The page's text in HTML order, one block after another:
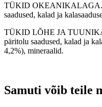
TÜKID OKEANIKALAGA.
saadused, kalad ja
TÜKID LÕHE JA
päritolu saadused, kalad ja
4,2%), mineraalid.
Samuti võib teile